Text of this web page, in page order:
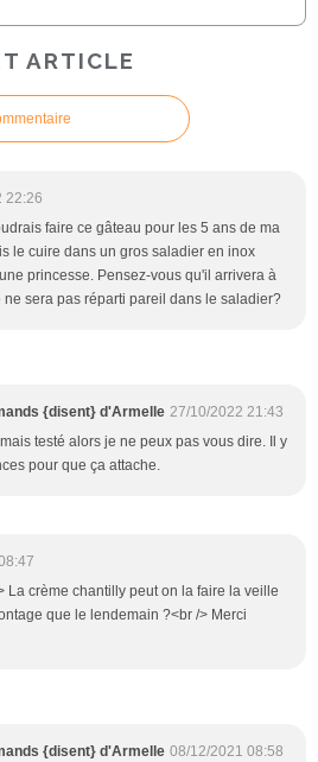
ARTICLE
22:26
faire ce gâteau pour les 5 ans de ma
le cuire dans un gros saladier en inox
princesse. Pensez-vous qu'il arrivera à
ne sera pas réparti pareil dans le saladier?
{disent} d'Armelle 27/10/2022 21:43
testé alors je ne peux pas vous dire. Il y
pour que ça attache.
La crème chantilly peut on la faire la veille
que le lendemain ?<br /> Merci
{disent} d'Armelle 08/12/2021 08:58